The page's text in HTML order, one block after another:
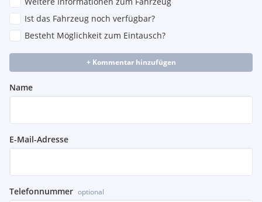
Ist das Fahrzeug noch verfügbar?
Besteht Möglichkeit zum Eintausch?
+ Kommentar hinzufügen
Name
E-Mail-Adresse
Telefonnummer optional